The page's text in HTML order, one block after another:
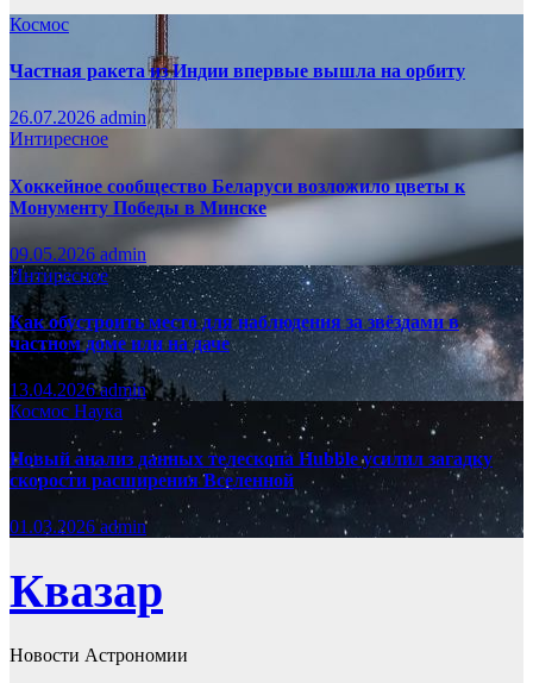
Космос
Частная ракета из Индии впервые вышла на орбиту
26.07.2026 admin
Интиресное
Хоккейное сообщество Беларуси возложило цветы к
Монументу Победы в Минске
09.05.2026 admin
Интиресное
Как обустроить место для наблюдения за звёздами в
частном доме или на даче
13.04.2026admin
Космос Наука
Новый анализ данных телескопа Hubble усилил загадку
скорости расширения Вселенной
01.03.2026admin
Квазар
Новости Астрономии